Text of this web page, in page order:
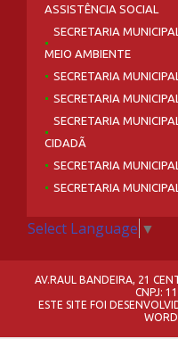
ASSISTÊNCIA SOCIAL
SECRETARIA
MEIO AMBIENTE
SECRETARIA
SECRETARIA
SECRETARIA
CIDADÃ
SECRETARIA
SECRETARIA
Select Language ▼
AV.RAUL BANDEIRA, 21
CNPJ:
ESTE SITE FOI